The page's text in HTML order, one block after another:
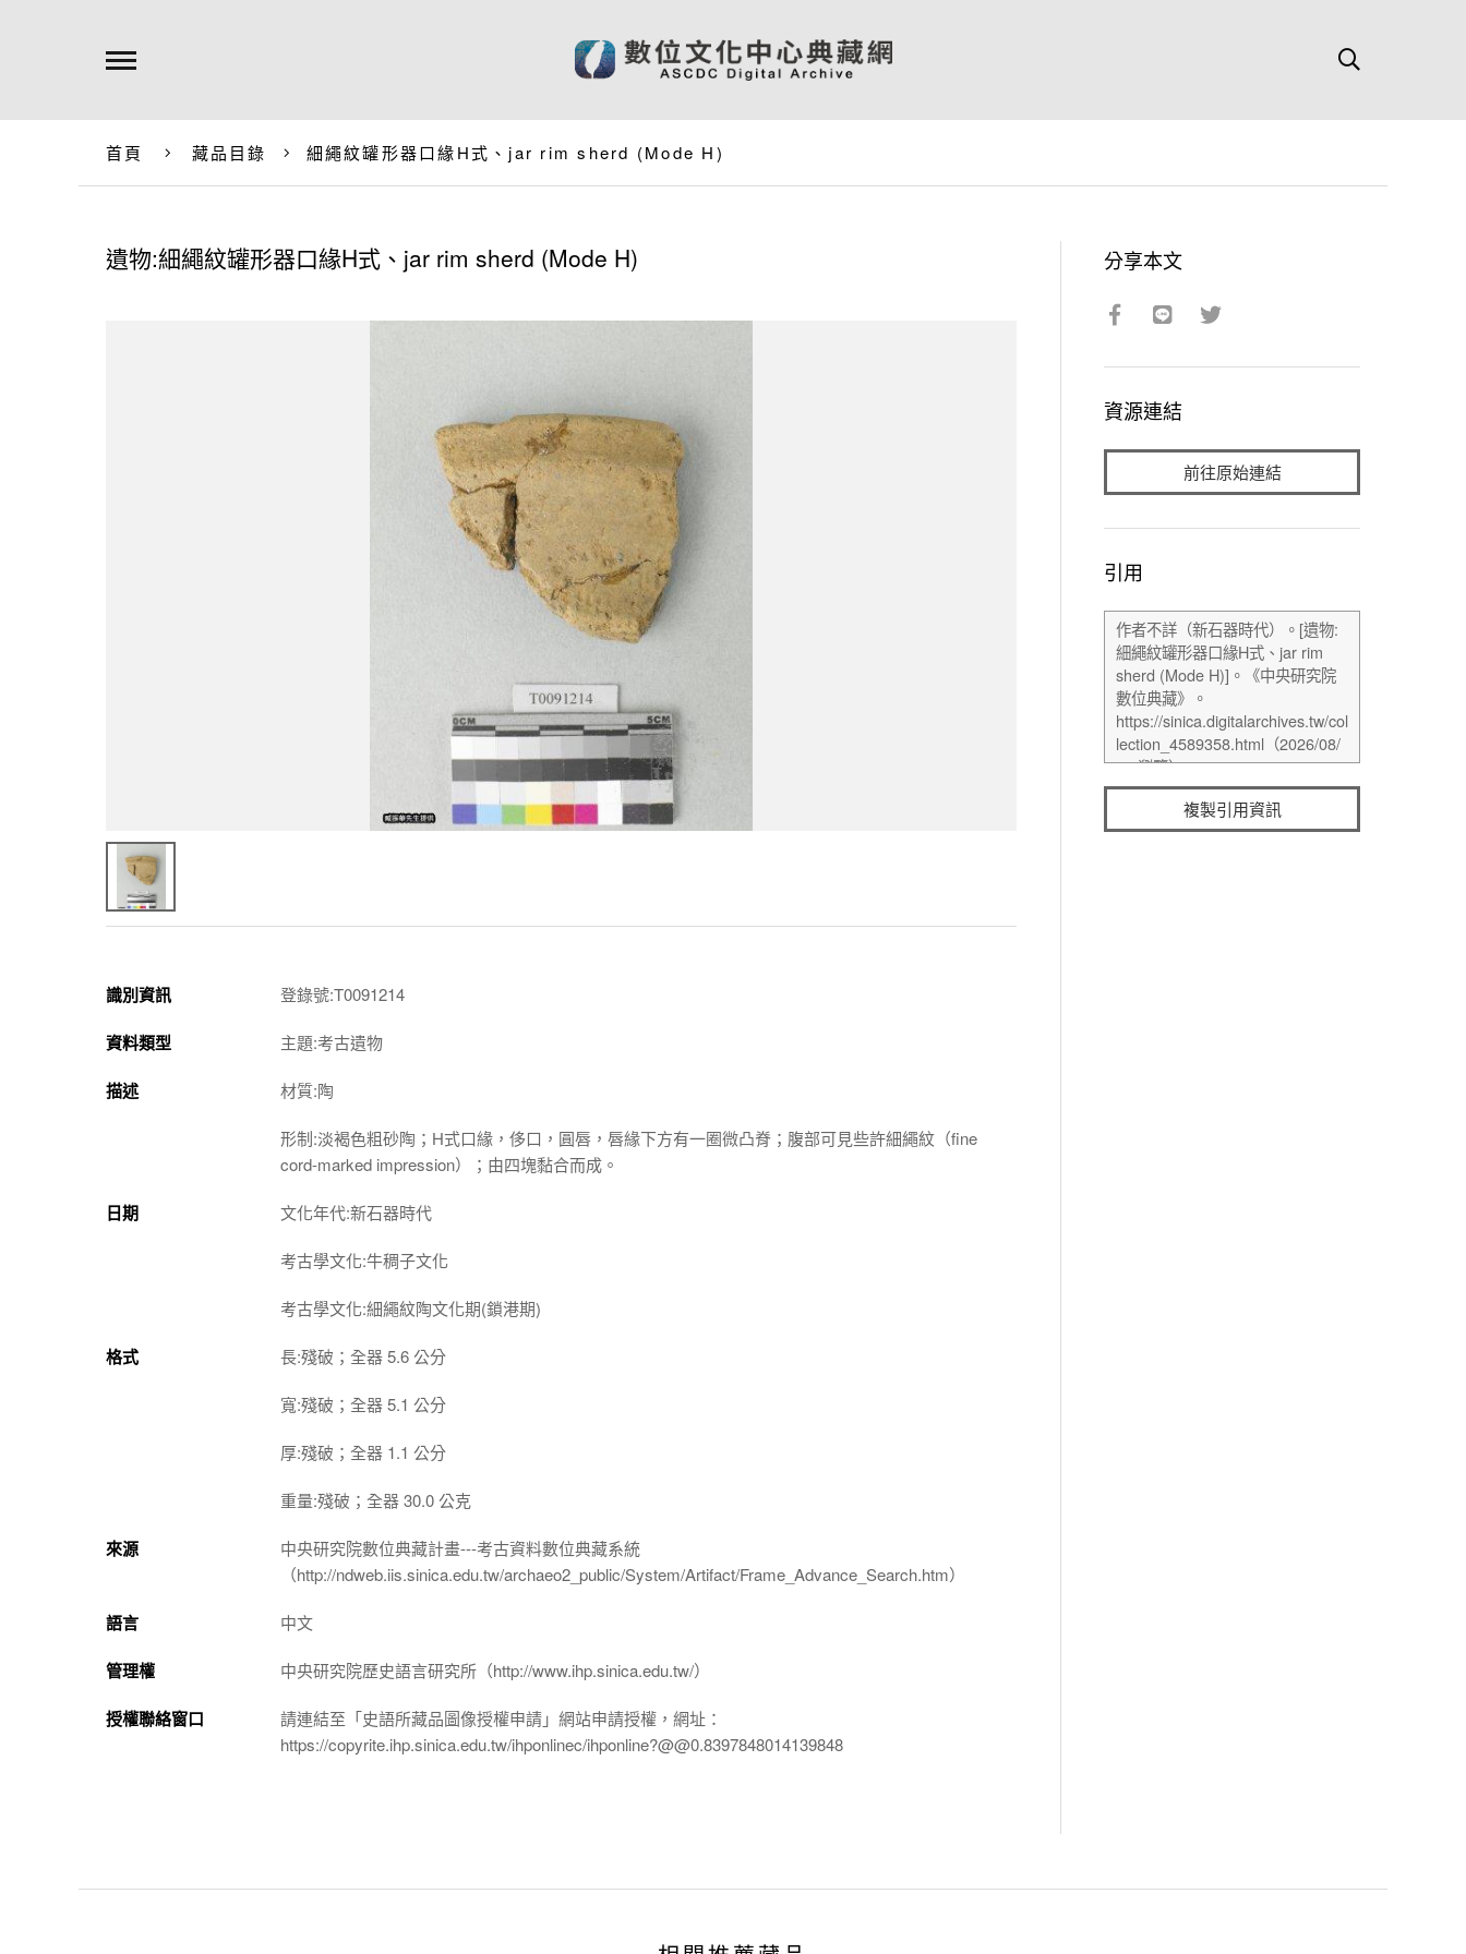
首頁 藏品目錄 細繩紋罐形器口緣H式、jar rim sherd (Mode H)
遺物:細繩紋罐形器口緣H式、jar rim sherd (Mode H)
識別資訊 登錄號:T0091214
資料類型 主題:考古遺物
描述 材質:陶
形制:淡褐色粗砂陶；H式口緣，侈口，圓唇，唇緣下方有一圈微凸脊；腹部可見些許細繩紋（fine
cord-marked impression）；由四塊黏合而成。
日期 文化年代:新石器時代
考古學文化:牛稠子文化
考古學文化:細繩紋陶文化期(鎖港期)
格式 長:殘破；全器 5.6 公分
寬:殘破；全器 5.1 公分
厚:殘破；全器 1.1 公分
重量:殘破；全器 30.0 公克
來源
中央研究院數位典藏計畫---考古資料數位典藏系統
（http://ndweb.iis.sinica.edu.tw/archaeo2_public/System/Artifact/Frame_Advance_Search.htm）
語言 中文
管理權 中央研究院歷史語言研究所（http://www.ihp.sinica.edu.tw/）
授權聯絡窗口
請連結至「史語所藏品圖像授權申請」網站申請授權，網址：
https://copyrite.ihp.sinica.edu.tw/ihponlinec/ihponline?@@0.8397848014139848
分享本文
資源連結
前往原始連結
引用
複製引用資訊